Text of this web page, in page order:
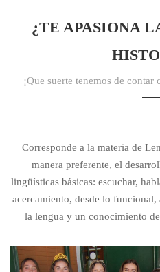
¿TE APASIONA
¡Que suerte tenemos de
Corresponde a la materia de
manera preferente, el
lingüísticas básicas: escuchar,
acercamiento, desde lo
la lengua y un conocimiento